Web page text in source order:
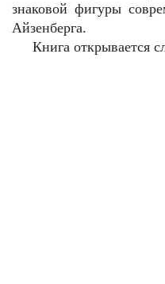
знаковой фигуры
Айзенберга.
Книга открывается